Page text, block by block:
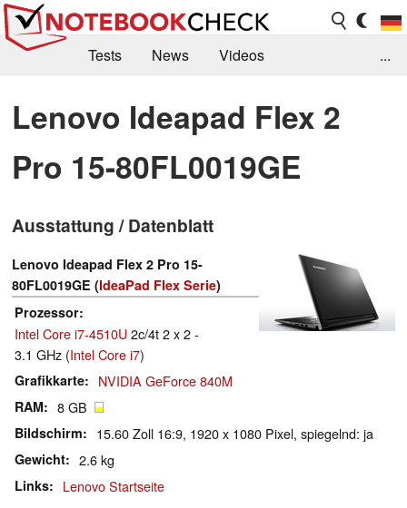
Tests News
Videos
Kaufberatung
Deals Suche
Jobs
Forum
...
Lenovo Ideapad Flex 2
Pro 15-80FL0019GE
Ausstattung / Datenblatt
Lenovo Ideapad Flex 2 Pro 15-
80FL0019GE (IdeaPad Flex Serie)
Prozessor
Intel Core i7-4510U2c/4t 2 x 2 -
3.1 GHz (Intel Core i7)
Grafikkarte NVIDIA GeForce 840M
RAM 8 GB
Bildschirm 15.60 Zoll 16:9, 1920 x 1080 Pixel, spiegelnd: ja
Gewicht 2.6 kg
Links Lenovo Startseite